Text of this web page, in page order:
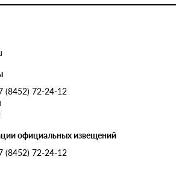
(8452) 72-24-12
официальных извещений
(8452) 72-24-12